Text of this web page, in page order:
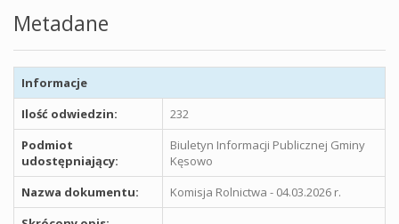
Metadane
Informacje
Ilość odwiedzin:
232
Podmiot
udostępniający:
Biuletyn Informacji Publicznej Gminy
Kęsowo
Nazwa dokumentu:
Komisja Rolnictwa - 04.03.2026 r.